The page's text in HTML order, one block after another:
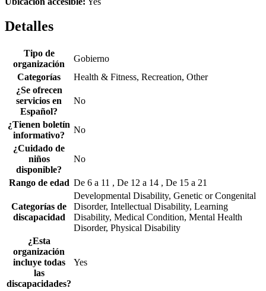
Detalles
Tipo de
organización
Gobierno
Categorías
Health & Fitness, Recreation, Other
¿Se ofrecen
servicios en
Español?
No
¿Tienen boletín
informativo?
No
¿Cuidado de
niños
disponible?
No
Rango de edad De 6 a 11 , De 12 a 14 , De 15 a 21
Categorías de
discapacidad
Developmental Disability, Genetic or Congenital
Disorder, Intellectual Disability, Learning
Disability, Medical Condition, Mental Health
Disorder, Physical Disability
¿Esta
organización
incluye todas
las
discapacidades?
Yes